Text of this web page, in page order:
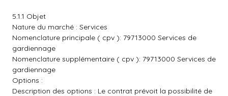
5.1.1 Objet
Nature du marché : Services
Nomenclature principale ( cpv ): 79713000 Services de
gardiennage
Nomenclature supplémentaire ( cpv ): 79713000 Services de
gardiennage
Options :
Description des options : Le contrat prévoit la possibilité de